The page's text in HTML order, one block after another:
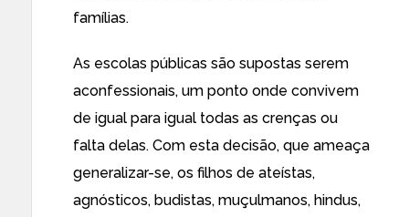
famílias.
As escolas públicas são supostas serem
aconfessionais, um ponto onde convivem
de igual para igual todas as crenças ou
falta delas. Com esta decisão, que ameaça
generalizar-se, os filhos de ateístas,
agnósticos, budistas, muçulmanos, hindus,